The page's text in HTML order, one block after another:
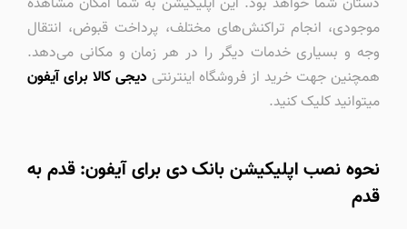
موجودی، انجام تراکنش‌های مختلف، پرداخت قبوض، انتقال
وجه و بسیاری خدمات دیگر را در هر زمان و مکانی می‌دهد.
همچنین جهت خرید از فروشگاه اینترنتی دیجی کالا برای آیفون
میتوانید کلیک کنید.
نحوه نصب اپلیکیشن بانک دی برای آیفون: قدم به
قدم